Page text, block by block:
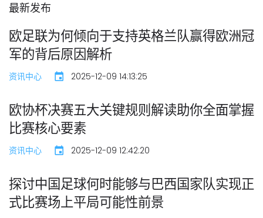
最新发布
欧足联为何倾向于支持英格兰队赢得欧洲冠
军的背后原因解析
资讯中心 2025-12-09 14:13:25
欧协杯决赛五大关键规则解读助你全面掌握
比赛核心要素
资讯中心 2025-12-09 12:42:20
探讨中国足球何时能够与巴西国家队实现正
式比赛场上平局可能性前景